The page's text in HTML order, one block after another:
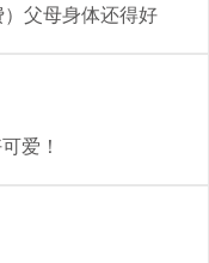
）父母身体还得好
爱！